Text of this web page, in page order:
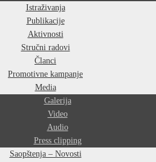
Istraživanja
Publikacije
Aktivnosti
Stručni radovi
Članci
Promotivne kampanje
Media
Galerija
Video
Audio
Press clipping
Saopštenja – Novosti